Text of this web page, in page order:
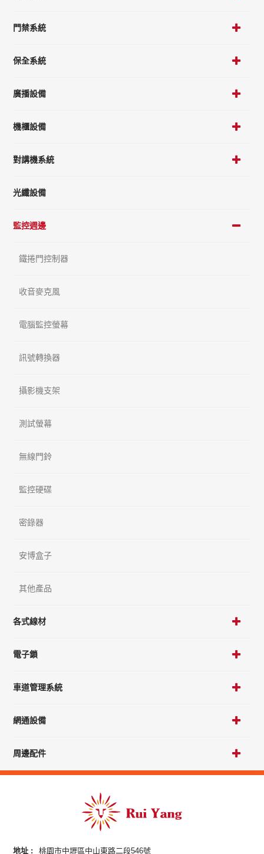
門禁系統
保全系統
廣播設備
機櫃設備
對講機系統
光纖設備
監控週邊
鐵捲門控制器
收音麥克風
電腦監控螢幕
訊號轉換器
攝影機支架
測試螢幕
無線門鈴
監控硬碟
密錄器
安博盒子
其他產品
各式線材
電子鎖
車道管理系統
網通設備
周邊配件
地址 : 桃園市中壢區中山東路二段546號